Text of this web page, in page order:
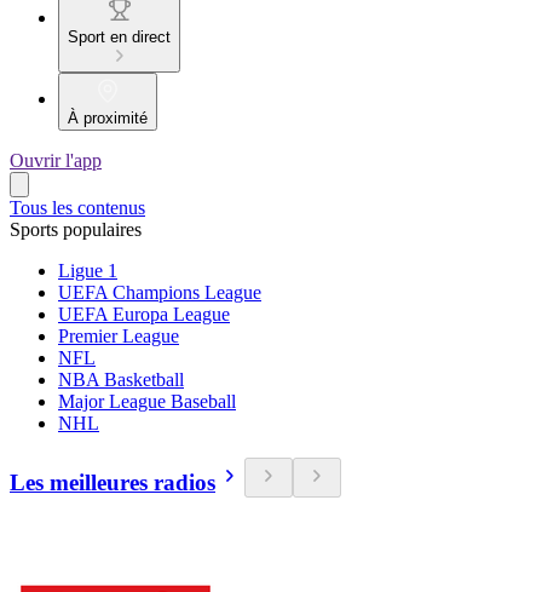
Sport en direct
À proximité
Ouvrir l'app
Tous les contenus
Sports populaires
Ligue 1
UEFA Champions League
UEFA Europa League
Premier League
NFL
NBA Basketball
Major League Baseball
NHL
Les meilleures radios